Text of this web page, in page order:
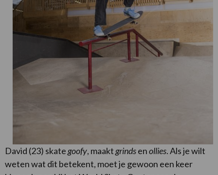
David (23) skategoofy, maaktgrindsenollies. Als je wilt
weten wat dit betekent, moet je gewoon een keer